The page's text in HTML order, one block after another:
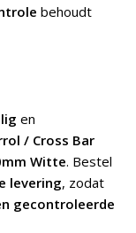
behoudt
en
/ Cross Bar
Witte. Bestel
levering, zodat
gecontroleerde